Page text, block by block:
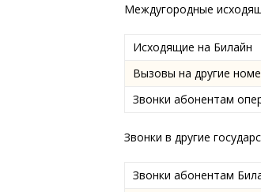
Междугородные
Исходящие на Билайн
Вызовы на другие
Звонки абонентам
Звонки в другие
Звонки абонентам